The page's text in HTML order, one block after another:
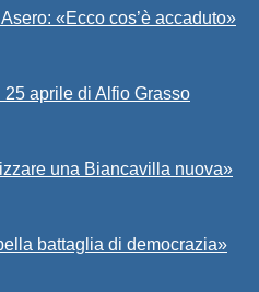
«Ecco cos’è accaduto»
aprile di Alfio Grasso
una Biancavilla nuova»
battaglia di democrazia»